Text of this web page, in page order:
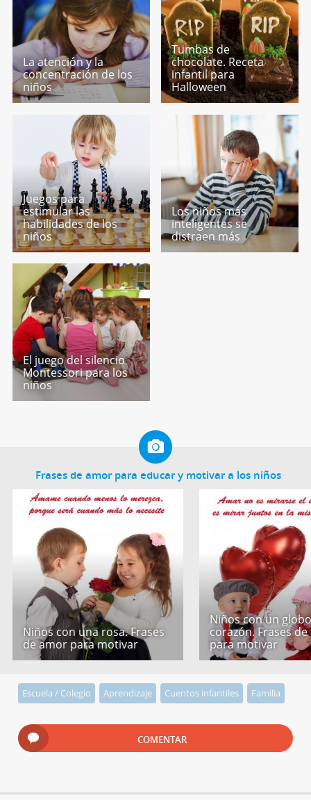
La atención y la
concentración de los
niños
Tumbas de
chocolate. Receta
infantil para
Halloween
Juegos para
estimular las
habilidades de los
niños
Los niños más
inteligentes se
distraen más
El juego del silencio
Montessori para los
niños
Frases de amor para educar y motivar a los niños
Niños con una rosa. Frases
de amor para motivar
Niños con un
corazón. Frases
para motivar
Escuela / Colegio Aprendizaje Cuentos infantiles Familia
COMENTAR